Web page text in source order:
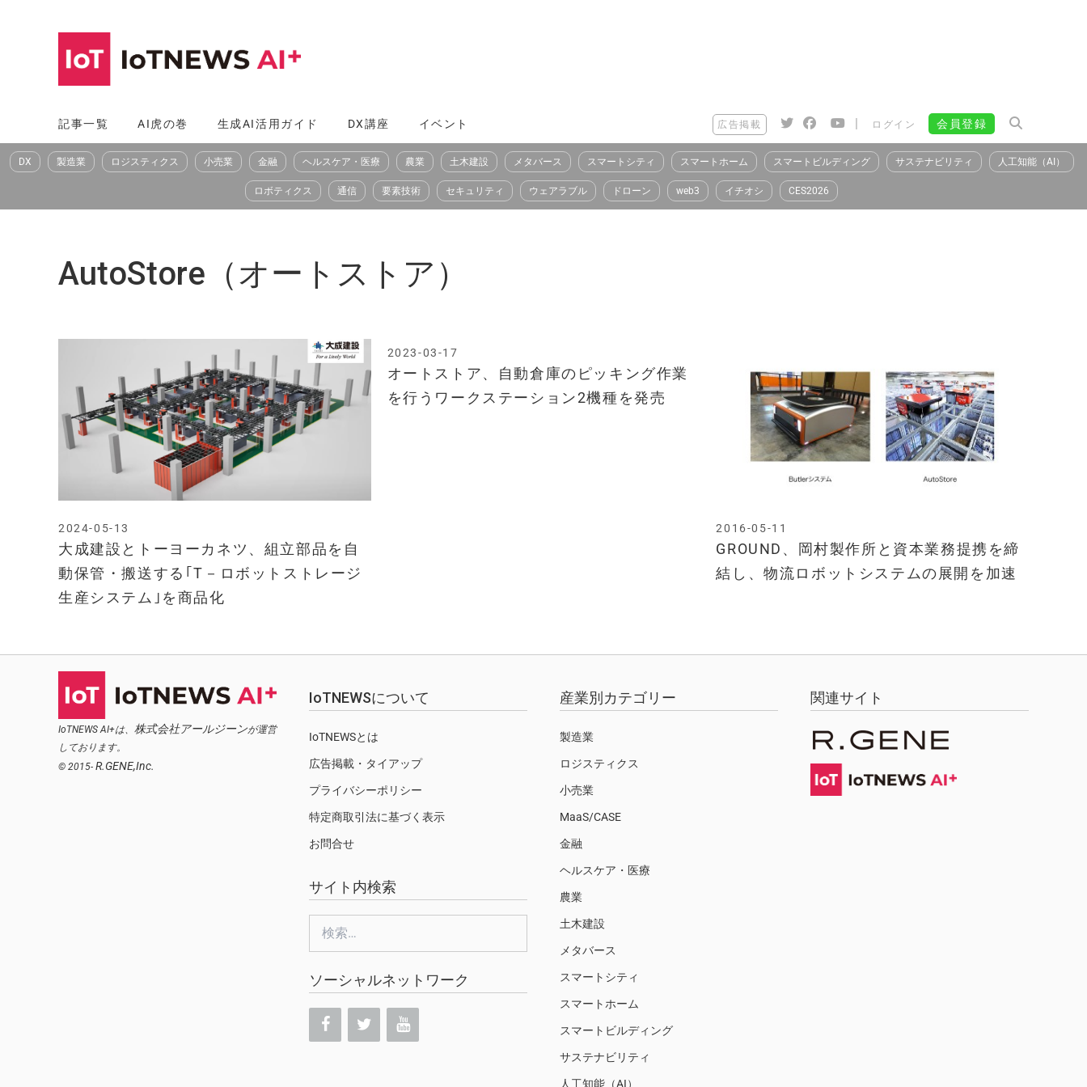
へ
ス
記事一覧 AI虎の巻 生成AI活用ガイド DX講座 イベント 広告掲載 | ログイン 会員登録
DX 製造業 ロジスティクス 小売業 金融 ヘルスケア・医療 農業 土木建設 メタバース スマートシティ スマートホーム スマートビルディング サステナビリティ 人工知能（AI）
ロボティクス 通信 要素技術 セキュリティ ウェアラブル ドローン web3 イチオシ CES2026
AutoStore（オートストア）
大成建設とトーヨーカネツ、組立部品を自
動保管・搬送する｢T－ロボットストレージ
生産システム｣を商品化
2024-05-13
オートストア、自動倉庫のピッキング作業
を行うワークステーション2機種を発売
2023-03-17
GROUND、岡村製作所と資本業務提携を締
結し、物流ロボットシステムの展開を加速
2016-05-11
IoTNEWS AI+は、 株式会社アールジーンが運営
しております。
© 2015- R.GENE,Inc.
IoTNEWSについて
IoTNEWSとは
広告掲載・タイアップ
プライバシーポリシー
特定商取引法に基づく表示
お問合せ
サイト内検索
ソーシャルネットワーク
産業別カテゴリー
製造業
ロジスティクス
小売業
MaaS/CASE
金融
ヘルスケア・医療
農業
土木建設
メタバース
スマートシティ
スマートホーム
スマートビルディング
サステナビリティ
人工知能（AI）
関連サイト